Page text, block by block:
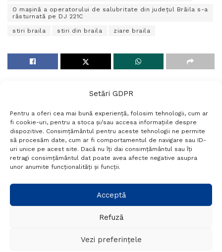
Setări GDPR
Pentru a oferi cea mai bună experiență, folosim tehnologii, cum ar
fi cookie-uri, pentru a stoca și/sau accesa informațiile despre
dispozitive. Consimțământul pentru aceste tehnologii ne permite
să procesăm date, cum ar fi comportamentul de navigare sau ID-
uri unice pe acest site. Dacă nu îți dai consimțământul sau îți
retragi consimțământul dat poate avea afecte negative asupra
unor anumite funcționalități și funcții.
Acceptă
Refuză
Vezi preferințele
O mașină a operatorului de salubritate din județul Brăila s-a
răsturnată pe DJ 221C
stiri braila stiri din braila ziare braila
Termeni si conditii
Politică de confidențialitate
Politica cookies
Setări GDPR
+40 788 760 194